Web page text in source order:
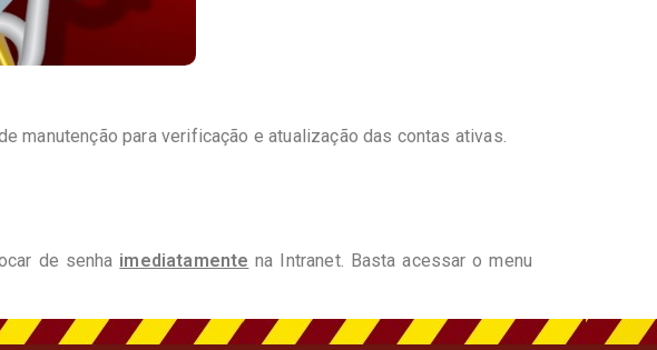
manutenção para verificação e atualização das contas ativas.
de senha imediatamente na Intranet. Basta acessar o menu